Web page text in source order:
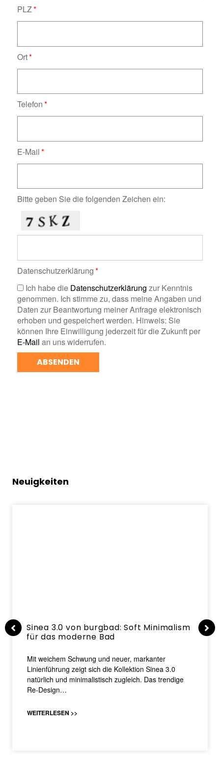
PLZ
Ort
Telefon
E-Mail
Bitte geben Sie die folgenden Zeichen ein:
Datenschutzerklärung
Ich habe die Datenschutzerklärung zur Kenntnis
genommen. Ich stimme zu, dass meine Angaben und
Daten zur Beantwortung meiner Anfrage elektronisch
erhoben und gespeichert werden. Hinweis: Sie
können Ihre Einwilligung jederzeit für die Zukunft per
E-Mail an uns widerrufen.
ABSENDEN
Neuigkeiten
Sinea 3.0 von burgbad: Soft Minimalism
für das moderne Bad
Mit weichem Schwung und neuer, markanter
Linienführung zeigt sich die Kollektion Sinea 3.0
natürlich und minimalistisch zugleich. Das trendige
Re-Design…
WEITERLESEN >>